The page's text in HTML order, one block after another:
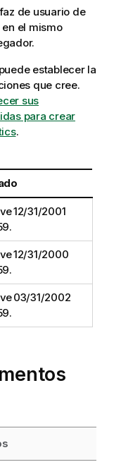
de usuario de
el mismo
establecer la
que cree.
sus
para crear
.
12/31/2001
12/31/2000
03/31/2002